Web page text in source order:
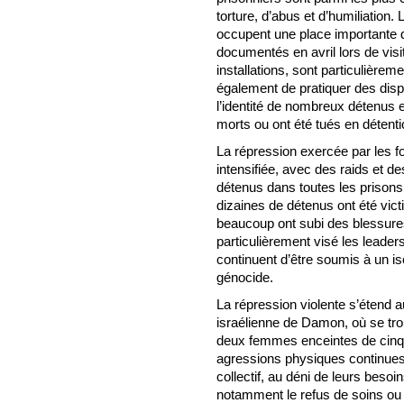
torture, d’abus et
occupent une place
documentés en avril lors de
installations, sont
également de pratiquer des
l’identité de nombreux
morts ou ont été tués en
La répression exercée par les
intensifiée, avec des raids et
détenus dans toutes les
dizaines de détenus ont été
beaucoup ont subi des
particulièrement visé les
continuent d’être soumis à un
génocide.
La répression violente s’étend
israélienne de Damon, où se
deux femmes enceintes de
agressions physiques
collectif, au déni de leurs
notamment le refus de soins